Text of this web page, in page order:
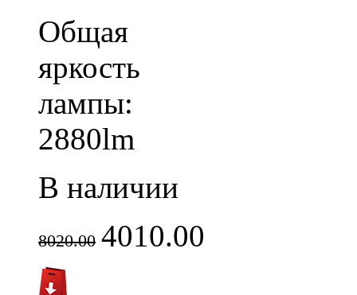
Общая
яркость
лампы:
2880lm
В наличии
8020.00 4010.00